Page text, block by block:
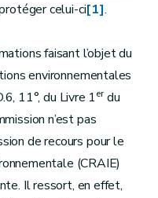
celui-ci[1].
faisant l’objet du
environnementales
11°, du Livre 1erdu
n’est pas
de recours pour le
(CRAIE)
Il ressort, en effet,